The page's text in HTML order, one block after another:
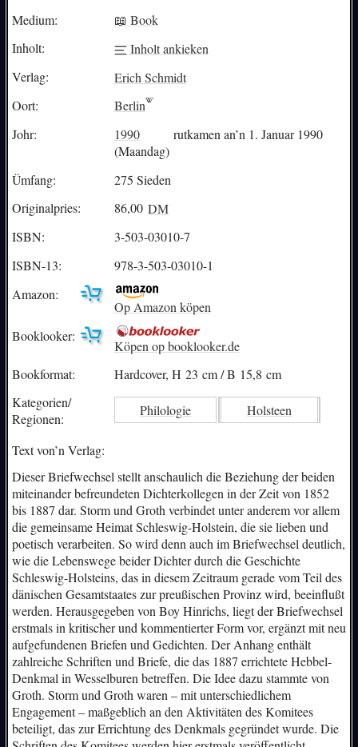
Medium:
📖 Book
Inholt:
Inholt ankieken
Verlag:
Erich Schmidt
Oort:
Berlin
Johr:
1990
rutkamen an’n 1. Januar 1990
(Maandag)
Ümfang:
275 Sieden
Originalpries:
86,00 DM
ISBN:
3-503-03010-7
ISBN-13:
978-3-503-03010-1
Amazon:
Op Amazon köpen
Booklooker:
Köpen op booklooker.de
Bookformat:
Hardcover, H 23 cm / B 15,8 cm
Kategorien/
Regionen:
Philologie Holsteen
Text von’n Verlag:
Dieser Briefwechsel stellt anschaulich die Beziehung der beiden
miteinander befreundeten Dichterkollegen in der Zeit von 1852
bis 1887 dar. Storm und Groth verbindet unter anderem vor allem
die gemeinsame Heimat Schleswig-Holstein, die sie lieben und
poetisch verarbeiten. So wird denn auch im Briefwechsel deutlich,
wie die Lebenswege beider Dichter durch die Geschichte
Schleswig-Holsteins, das in diesem Zeitraum gerade vom Teil des
dänischen Gesamtstaates zur preußischen Provinz wird, beeinflußt
werden. Herausgegeben von Boy Hinrichs, liegt der Briefwechsel
erstmals in kritischer und kommentierter Form vor, ergänzt mit neu
aufgefundenen Briefen und Gedichten. Der Anhang enthält
zahlreiche Schriften und Briefe, die das 1887 errichtete Hebbel-
Denkmal in Wesselburen betreffen. Die Idee dazu stammte von
Groth. Storm und Groth waren – mit unterschiedlichem
Engagement – maßgeblich an den Aktivitäten des Komitees
beteiligt, das zur Errichtung des Denkmals gegründet wurde. Die